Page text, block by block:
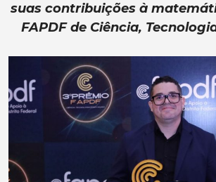
suas contribuições à
FAPDF de Ciência,